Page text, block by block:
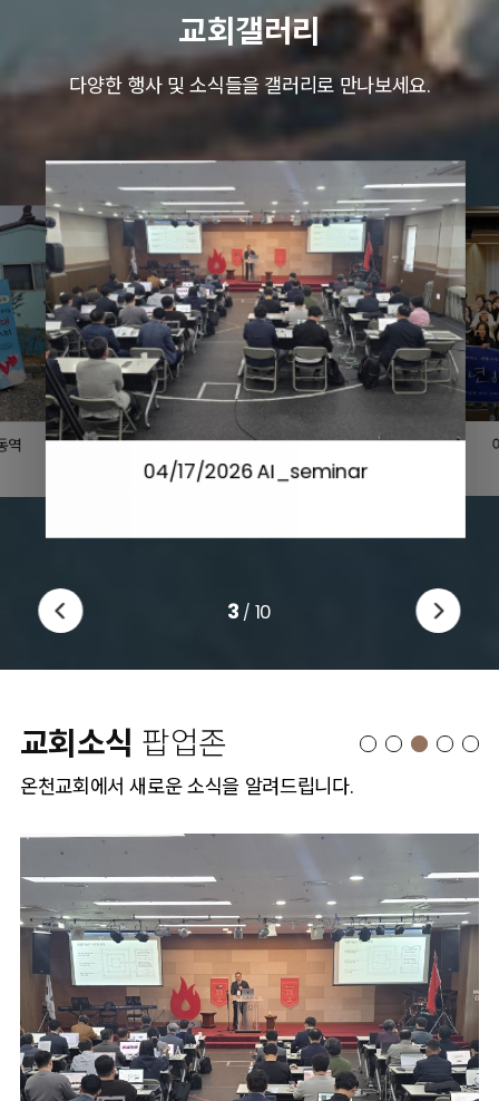
교회갤러리
다양한 행사 및 소식들을 갤러리로 만나보세요.
역
04/17/2026 AI_seminar
3 / 10
교회소식 팝업존
온천교회에서 새로운 소식을 알려드립니다.